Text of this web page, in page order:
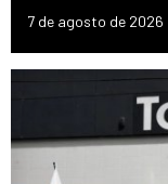
7 de agosto de 2026